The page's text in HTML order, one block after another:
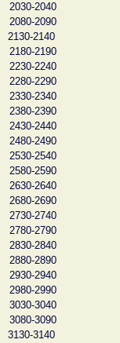
2030-2040
2080-2090
2130-2140
2180-2190
2230-2240
2280-2290
2330-2340
2380-2390
2430-2440
2480-2490
2530-2540
2580-2590
2630-2640
2680-2690
2730-2740
2780-2790
2830-2840
2880-2890
2930-2940
2980-2990
3030-3040
3080-3090
3130-3140